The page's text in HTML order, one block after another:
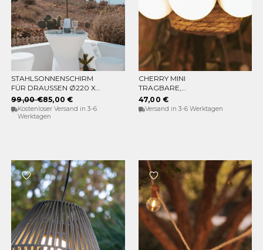
IN DEN WARENKORB
STAHLSONNENSCHIRM
FÜR DRAUSSEN Ø220 X 2
30CM
99,00 €85,00 €
Kostenloser Versand in 3-6
Werktagen
IN DEN WARENKORB
CHERRY MINI
TRAGBARE,
WIEDERAUFLADBARE
GLÜHBIRNE (PACKUNG
47,00 €
Versand in 3-6 Werktagen